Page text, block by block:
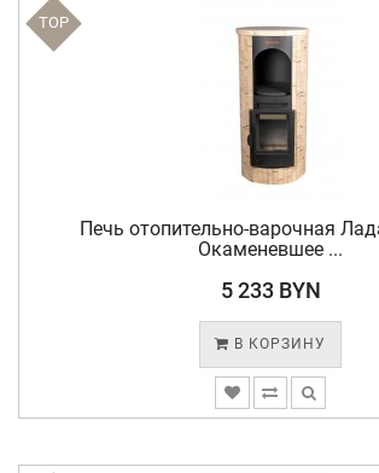
TOP
Печь отопительно-варочная
Окаменевшее ...
5 233 BYN
В КОРЗИНУ